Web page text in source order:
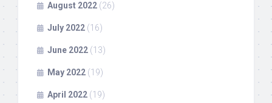
August 2022 (26)
July 2022 (16)
June 2022 (13)
May 2022 (19)
April 2022 (19)